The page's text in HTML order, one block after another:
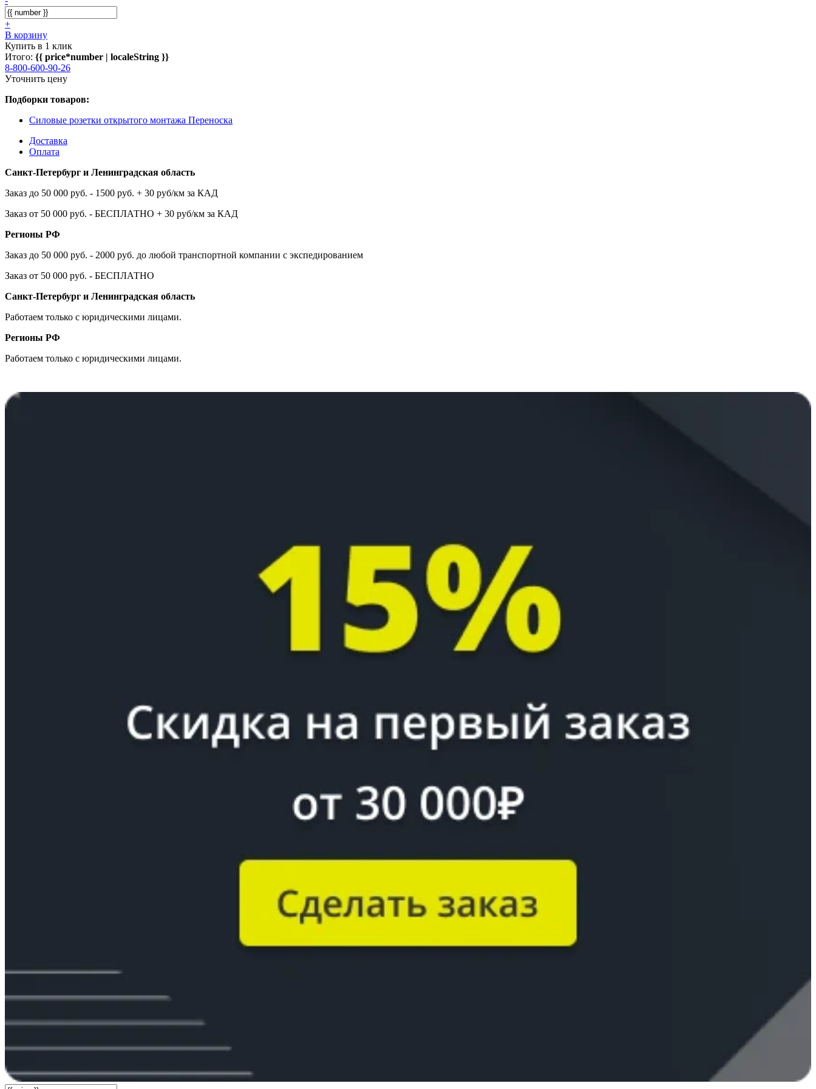
+
В корзину
Купить в 1 клик
Итого: {{ price*number | localeString }}
8-800-600-90-26
Уточнить цену
Подборки товаров:
Силовые розетки открытого монтажа Переноска
Доставка
Оплата
Санкт-Петербург и Ленинградская область
Заказ до 50 000 руб. - 1500 руб. + 30 руб/км за КАД
Заказ от 50 000 руб. - БЕСПЛАТНО + 30 руб/км за КАД
Регионы РФ
Заказ до 50 000 руб. - 2000 руб. до любой транспортной компании с экспедированием
Заказ от 50 000 руб. - БЕСПЛАТНО
Санкт-Петербург и Ленинградская область
Работаем только с юридическими лицами.
Регионы РФ
Работаем только с юридическими лицами.